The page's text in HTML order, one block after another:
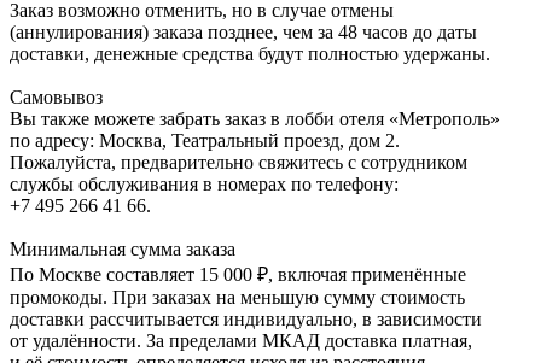
Заказ возможно отменить, но в случае отмены
(аннулирования) заказа позднее, чем за 48 часов до даты
доставки, денежные средства будут полностью удержаны.
Самовывоз
Вы также можете забрать заказ в лобби отеля «Метрополь»
по адресу: Москва, Театральный проезд, дом 2.
Пожалуйста, предварительно свяжитесь с сотрудником
службы обслуживания в номерах по телефону:
+7 495 266 41 66.
Минимальная сумма заказа
По Москве составляет 15 000 ₽, включая применённые
промокоды. При заказах на меньшую сумму стоимость
доставки рассчитывается индивидуально, в зависимости
от удалённости. За пределами МКАД доставка платная,